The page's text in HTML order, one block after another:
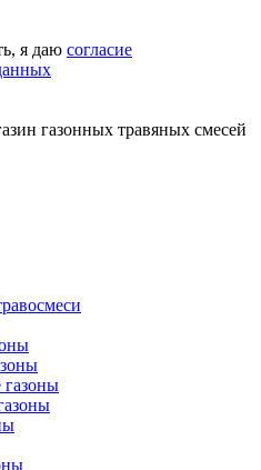
я даю согласие
газонных травяных смесей
газоны